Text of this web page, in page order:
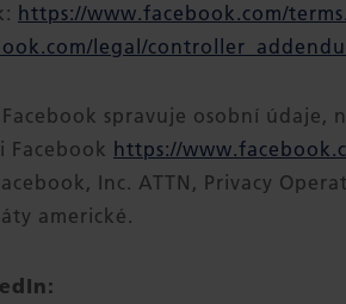
https://www.facebook.com/
legal/
spravuje osobní údaje,
Facebook https://
Inc. ATTN, Privacy
americké.